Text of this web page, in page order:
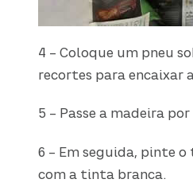
4 – Coloque um pneu
recortes para encaixar
5 – Passe a madeira
6 – Em seguida, pinte
com a tinta branca.